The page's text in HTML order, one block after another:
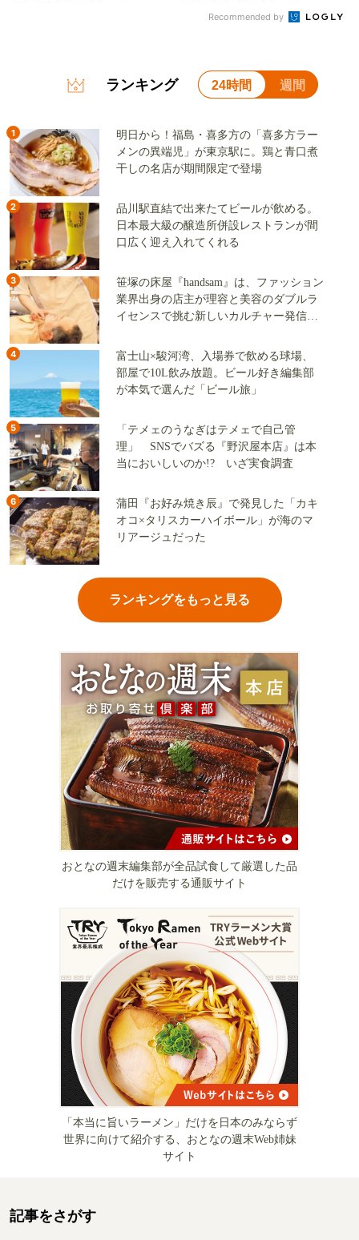
Recommended by
ランキング 24時間 週間
1
明日から！福島・喜多方の「喜多方ラー
メンの異端児」が東京駅に。鶏と青口煮
干しの名店が期間限定で登場
2
品川駅直結で出来たてビールが飲める。
日本最大級の醸造所併設レストランが間
口広く迎え入れてくれる
3
笹塚の床屋『handsam』は、ファッション
業界出身の店主が理容と美容のダブルラ
イセンスで挑む新しいカルチャー発信基
4
富士山×駿河湾、入場券で飲める球場、
部屋で10L飲み放題。ビール好き編集部
が本気で選んだ「ビール旅」
5
「テメェのうなぎはテメェで自己管
理」 SNSでバズる『野沢屋本店』は本
当においしいのか!? いざ実食調査
6
蒲田『お好み焼き辰』で発見した「カキ
オコ×タリスカーハイボール」が海のマ
リアージュだった
ランキングをもっと見る
おとなの週末編集部が全品試食して厳選した品
だけを販売する通販サイト
「本当に旨いラーメン」だけを日本のみならず
世界に向けて紹介する、おとなの週末Web姉妹
サイト
記事をさがす